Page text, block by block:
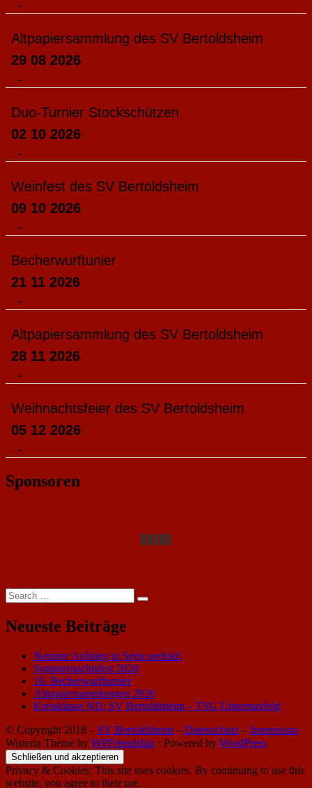
-
Altpapiersammlung des SV Bertoldsheim
29 08 2026
-
Duo-Turnier Stockschützen
02 10 2026
-
Weinfest des SV Bertoldsheim
09 10 2026
-
Becherwurftunier
21 11 2026
-
Altpapiersammlung des SV Bertoldsheim
28 11 2026
-
Weihnachtsfeier des SV Bertoldsheim
05 12 2026
-
Sponsoren
Search
for:
Search
Neueste Beiträge
Neunter Aufstieg in Serie perfekt!
Sommernachtsfest 2026
10. Becherwurfturnier
Altpapiersammlungen 2026
Kreisklasse ND: SV Bertoldsheim – TSG Untermaxfeld
© Copyright 2018 – SV Bertoldsheim – Datenschutz – Impressum
Wisteria Theme by WPFriendship ⋅ Powered by WordPress
Privacy & Cookies: This site uses cookies. By continuing to use this
website, you agree to their use.